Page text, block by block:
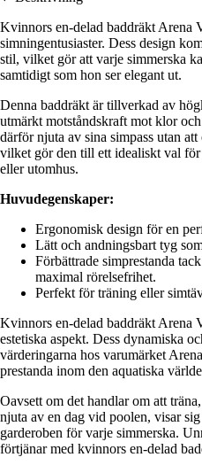
Kvinnors en-delad baddräkt Arena
simningentusiaster. Dess design
stil, vilket gör att varje simmerska
samtidigt som hon ser elegant ut.
Denna baddräkt är tillverkad av
utmärkt motståndskraft mot klor
därför njuta av sina simpass utan
vilket gör den till ett idealiskt val
eller utomhus.
Huvudegenskaper:
Ergonomisk design för en
Lätt och andningsbart tyg
Förbättrade simprestanda
maximal rörelsefrihet.
Perfekt för träning eller
Kvinnors en-delad baddräkt Arena
estetiska aspekt. Dess dynamiska
värderingarna hos varumärket
prestanda inom den aquatiska
Oavsett om det handlar om att
njuta av en dag vid poolen, visar
garderoben för varje simmerska.
förtjänar med kvinnors en-delad